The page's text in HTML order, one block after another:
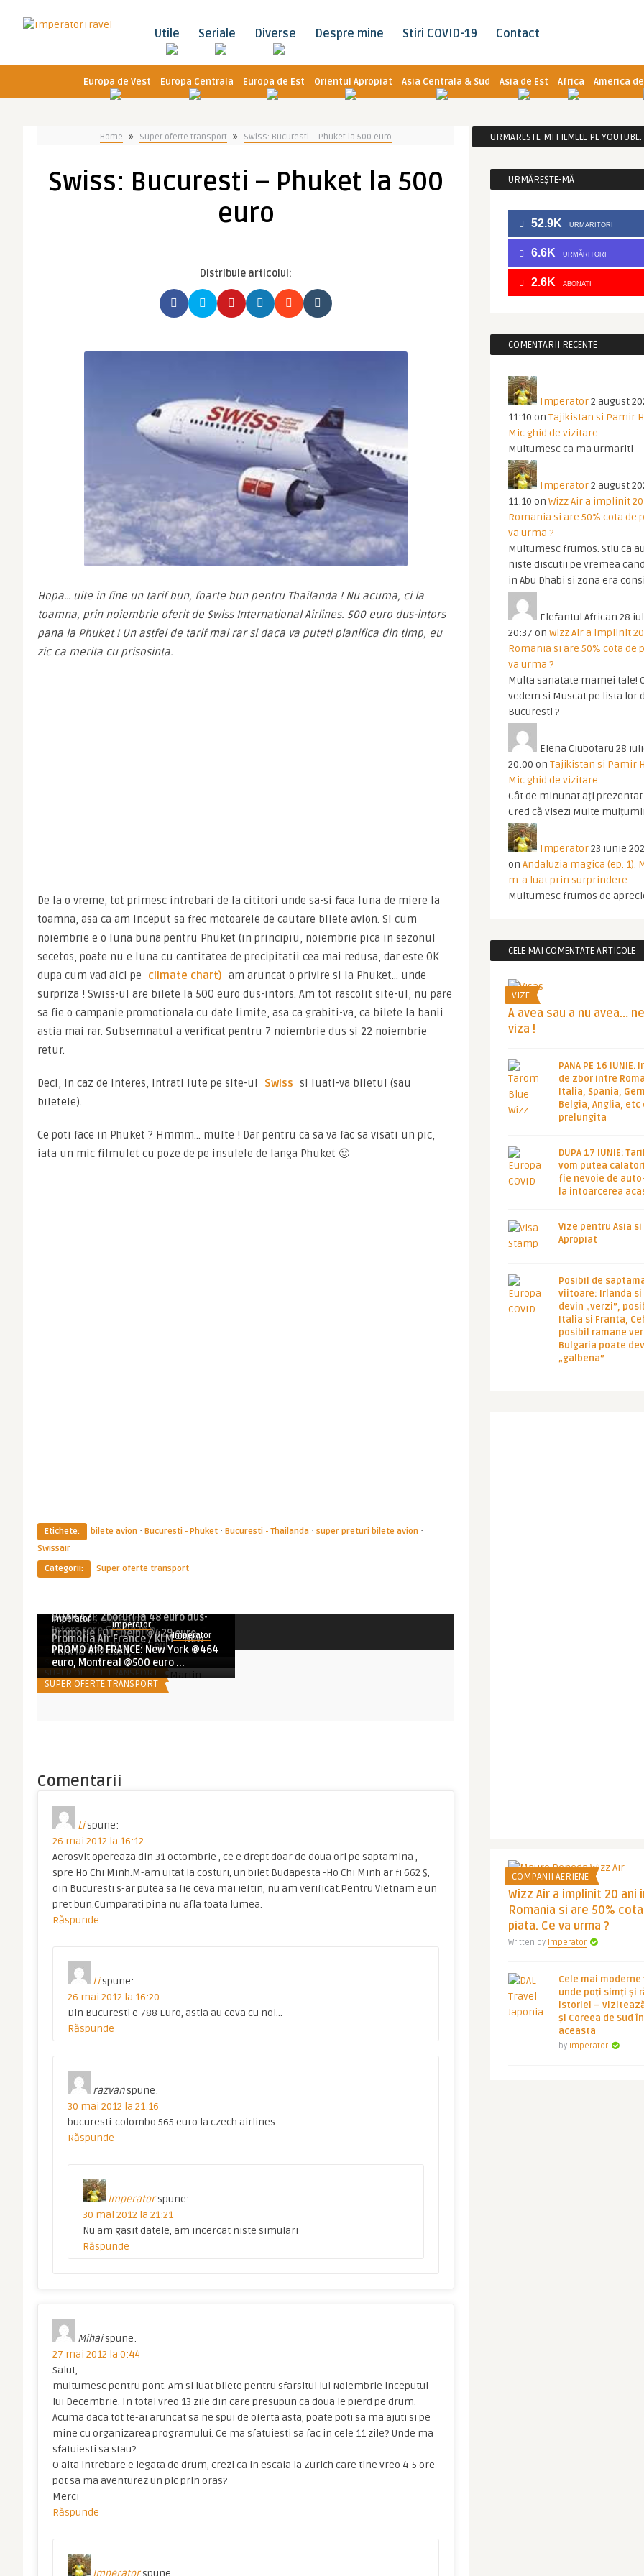
Utile Seriale Diverse Despre mine Stiri COVID-19 Contact
Europa de Vest Europa Centrala Europa de Est Orientul Apropiat Asia Centrala & Sud Asia de Est Africa America
Home Super oferte transport Swiss: Bucuresti – Phuket la 500 euro
Swiss: Bucuresti – Phuket la 500
euro
Distribuie articolul:
Hopa… uite in fine un tarif bun, foarte bun pentru Thailanda ! Nu acuma, ci la
toamna, prin noiembrie oferit de Swiss International Airlines. 500 euro dus-intors
pana la Phuket ! Un astfel de tarif mai rar si daca va puteti planifica din timp, eu
zic ca merita cu prisosinta.
De la o vreme, tot primesc intrebari de la cititori unde sa-si faca luna de miere la
toamna, asa ca am inceput sa frec motoarele de cautare bilete avion. Si cum
noiembrie e o luna buna pentru Phuket (in principiu, noiembrie pica in sezonul
secetos, poate nu e luna cu cantitatea de precipitatii cea mai redusa, dar este OK
dupa cum vad aici pe
climate chart) am aruncat o privire si la Phuket… unde
surpriza ! Swiss-ul are bilete la 500 euro dus-intors. Am tot rascolit site-ul, nu pare
sa fie o campanie promotionala cu date limite, asa ca grabiti-va, ca bilete la banii
astia mai rar. Subsemnatul a verificat pentru 7 noiembrie dus si 22 noiembrie
retur.
Deci, in caz de interes, intrati iute pe site-ul Swiss si luati-va biletul (sau
biletele).
Ce poti face in Phuket ? Hmmm… multe ! Dar pentru ca sa va fac sa visati un pic,
iata un mic filmulet cu poze de pe insulele de langa Phuket 🙂
Etichete: bilete avion · Bucuresti - Phuket · Bucuresti - Thailanda · super preturi bilete avion ·
Swissair
Categorii:
Super oferte transport
Articole asemănătoare
COMPANII AERIENE
SUPER OFERTE TRANSPORT
Tg. Mures, Suceava, ...
SUPER OFERTE TRANSPORT
DOAR AZI: Zboruri la 48 euro dus-
intors spre Grecia in p ...
SUPER OFERTE TRANSPORT
Imperator
Promotie LOT: Delhi @429 euro,
Chicago @ 539 euro, Seul ...
SUPER OFERTE TRANSPORT
Imperator
Promotia Air France / KLM – New
York la 472 euro, ...
SUPER OFERTE TRANSPORT
Imperator
PROMO AIR FRANCE: New York @464
euro, Montreal @500 euro ...
Comentarii
Li spune:
26 mai 2012 la 16:12
Aerosvit opereaza din 31 octombrie , ce e drept doar de doua ori pe saptamina ,
spre Ho Chi Minh.M-am uitat la costuri, un bilet Budapesta -Ho Chi Minh ar fi 662 $,
din Bucuresti s-ar putea sa fie ceva mai ieftin, nu am verificat.Pentru Vietnam e un
pret bun.Cumparati pina nu afla toata lumea.
Răspunde
Li spune:
26 mai 2012 la 16:20
Din Bucuresti e 788 Euro, astia au ceva cu noi…
Răspunde
razvan spune:
30 mai 2012 la 21:16
bucuresti-colombo 565 euro la czech airlines
Răspunde
Imperator spune:
30 mai 2012 la 21:21
Nu am gasit datele, am incercat niste simulari
Răspunde
Mihai spune:
27 mai 2012 la 0:44
Salut,
multumesc pentru pont. Am si luat bilete pentru sfarsitul lui Noiembrie inceputul
lui Decembrie. In total vreo 13 zile din care presupun ca doua le pierd pe drum.
Acuma daca tot te-ai aruncat sa ne spui de oferta asta, poate poti sa ma ajuti si pe
mine cu organizarea programului. Ce ma sfatuiesti sa fac in cele 11 zile? Unde ma
sfatuiesti sa stau?
O alta intrebare e legata de drum, crezi ca in escala la Zurich care tine vreo 4-5 ore
pot sa ma aventurez un pic prin oras?
Merci
Răspunde
URMARESTE-MI FILMELE PE YOUTUBE.
URMĂREȘTE-MĂ
52.9K URMARITORI
6.6K URMĂRITORI
2.6K ABONATI
COMENTARII RECENTE
Imperator2 august
11:10 on Tajikistan si Pamir
Mic ghid de vizitare
Multumesc ca ma urmariti
Imperator2 august
11:10 on Wizz Air a implinit
Romania si are 50% cota de
va urma ?
Multumesc frumos. Stiu ca
niste discutii pe vremea
in Abu Dhabi si zona era
Elefantul African 28
20:37 on Wizz Air a implinit
Romania si are 50% cota de
va urma ?
Multa sanatate mamei tale!
vedem si Muscat pe lista lor
Bucuresti ?
Elena Ciubotaru 28
20:00 on Tajikistan si Pamir
Mic ghid de vizitare
Cât de minunat ați prezentat
Cred că visez! Multe
Imperator23 iunie
on Andaluzia magica (ep. 1).
m-a luat prin surprindere
Multumesc frumos de
CELE MAI COMENTATE ARTICOLE
VIZE
A avea sau a nu avea…
viza !
PANA PE 16
de zbor intre
Italia, Spania,
Belgia, Anglia, etc
prelungita
DUPA 17 IUNIE:
vom putea
fie nevoie de
la intoarcerea
Vize pentru Asia si
Apropiat
Posibil de
viitoare: Irlanda si
devin „verzi”,
Italia si Franta,
posibil ramane
Bulgaria poate
„galbena”
COMPANII AERIENE
Wizz Air a implinit 20 ani
Romania si are 50%
piata. Ce va urma ?
Written by Imperator
Cele mai
unde poți simți și
istoriei –
și Coreea de Sud
aceasta
by Imperator